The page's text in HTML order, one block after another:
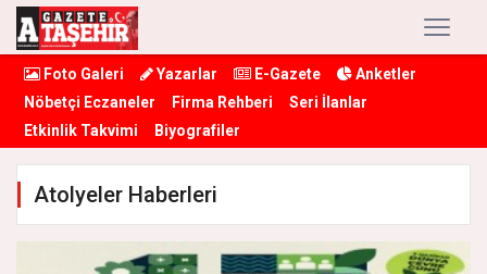
Foto Galeri Yazarlar E-Gazete
Anketler
Nöbetçi Eczaneler
Firma Rehberi
Seri İlanlar
Etkinlik Takvimi
Biyografiler
Atolyeler Haberleri